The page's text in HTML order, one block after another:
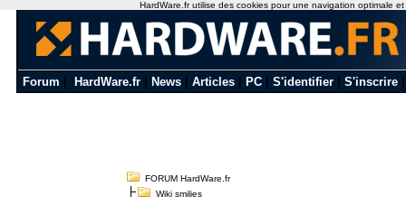
Forum HardWare.fr News Articles PC S'identifier S'inscrire
FORUM HardWare.fr
Wiki smilies
HardWare.fr utilise des cookies pour une navigation optimale